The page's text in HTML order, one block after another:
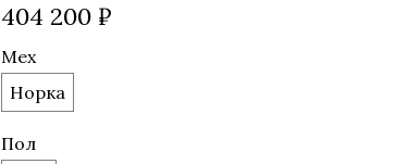
404 200 ₽
Мех
Норка
Пол